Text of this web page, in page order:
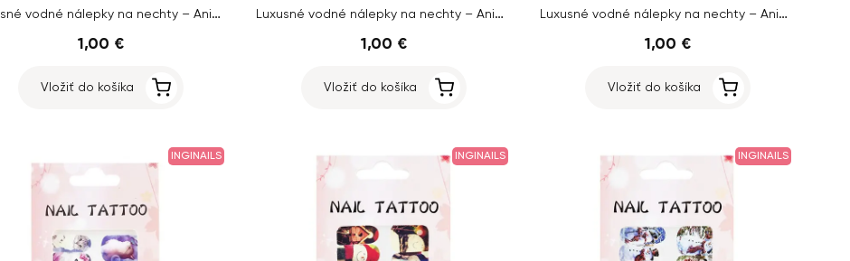
Luxusné vodné nálepky na nechty – Animal – A1307
1,00 €
Vložiť do košíka
Luxusné vodné nálepky na nechty – Animal – A1296
1,00 €
Vložiť do košíka
Luxusné vodné nálepky na nechty – Animal – A1284
1,00 €
Vložiť do košíka
INGINAILS INGINAILS INGINAILS